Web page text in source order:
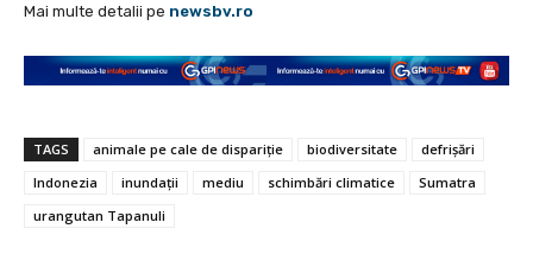
Mai multe detalii pe newsbv.ro
TAGS animale pe cale de dispariție biodiversitate
defrișări
Indonezia
inundații mediu schimbări climatice
Sumatra
urangutan Tapanuli